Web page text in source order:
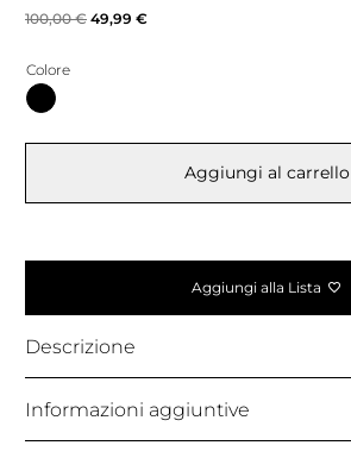
100,00€ Il
49,99 €Il
Colore
Aggiungi al carrello
Aggiungi alla Lista
Descrizione
Informazioni aggiuntive